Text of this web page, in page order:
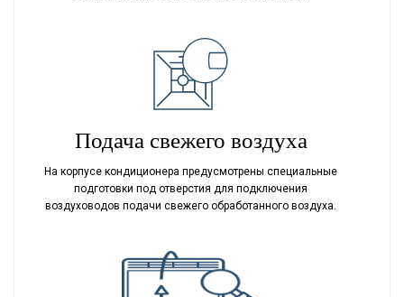
Подача свежего воздуха
На корпусе кондиционера предусмотрены специальные
подготовки под отверстия для подключения
воздуховодов подачи свежего обработанного воздуха.